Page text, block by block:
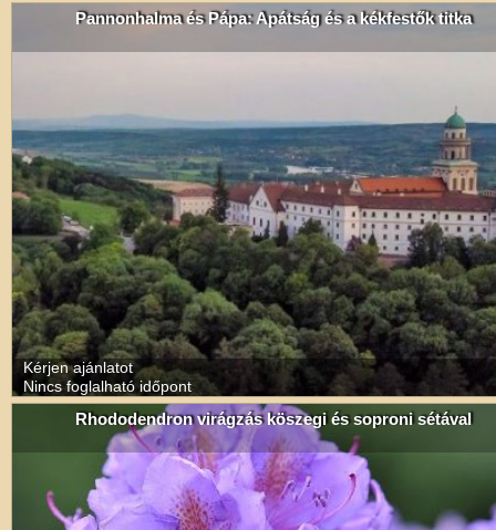
Pannonhalma és Pápa: Apátság és a kékfestők titka
Kérjen ajánlatot
Nincs foglalható időpont
Rhododendron virágzás köszegi és soproni sétával